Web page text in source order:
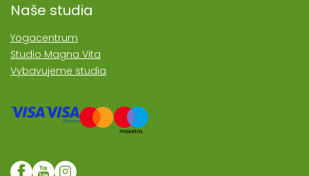
Naše studia
Yogacentrum
Studio Magna Vita
Vybavujeme studia